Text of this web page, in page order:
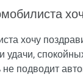
хочу
удачи,
не подводит